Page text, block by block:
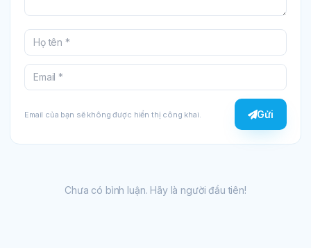
Email của bạn sẽ không được hiển thị công khai. Gửi
Chưa có bình luận. Hãy là người đầu tiên!